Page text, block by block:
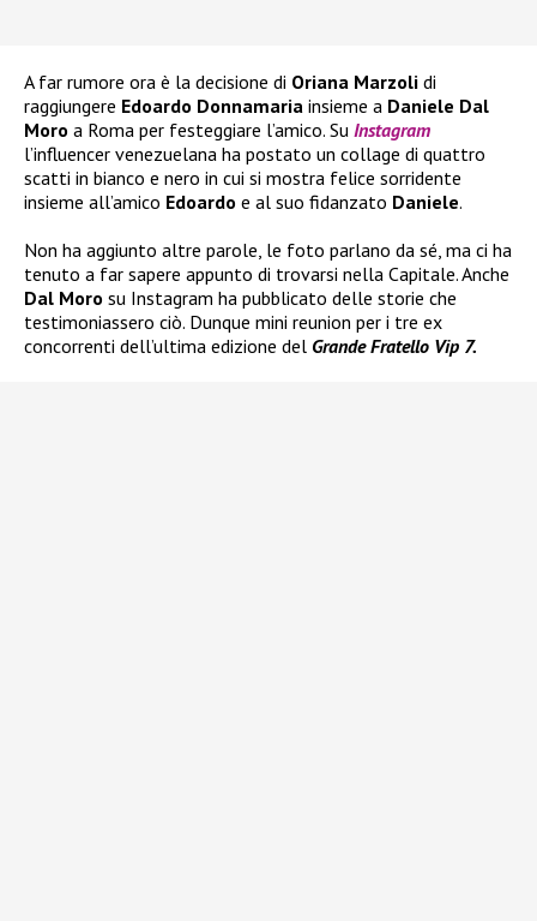
A far rumore ora è la decisione di Oriana Marzoli di
raggiungere Edoardo Donnamaria insieme a Daniele Dal
Moro a Roma per festeggiare l’amico. Su Instagram
l’influencer venezuelana ha postato un collage di quattro
scatti in bianco e nero in cui si mostra felice sorridente
insieme all’amico Edoardo e al suo fidanzato Daniele.
Non ha aggiunto altre parole, le foto parlano da sé, ma ci ha
tenuto a far sapere appunto di trovarsi nella Capitale. Anche
Dal Moro su Instagram ha pubblicato delle storie che
testimoniassero ciò. Dunque mini reunion per i tre ex
concorrenti dell’ultima edizione del Grande Fratello Vip 7.